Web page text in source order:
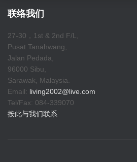
联络我们
27-30，1st & 2nd F/L,
Pusat Tanahwang,
Jalan Pedada,
96000 Sibu,
Sarawak, Malaysia.
Email: living2002@live.com
Tel/Fax: 084-339070
按此与我们联系